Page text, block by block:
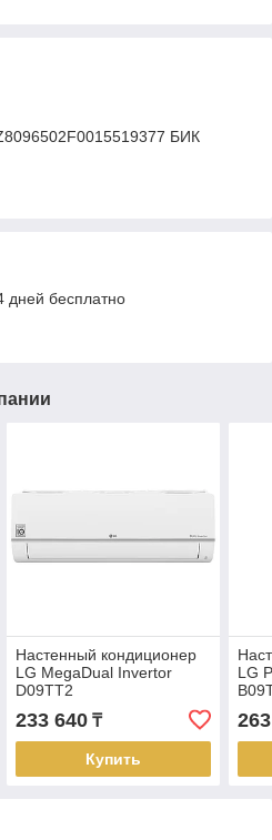
БИК
дней бесплатно
Настенный кондиционер
LG MegaDual Invertor
D09TT2
233 640₸
Купить
LG